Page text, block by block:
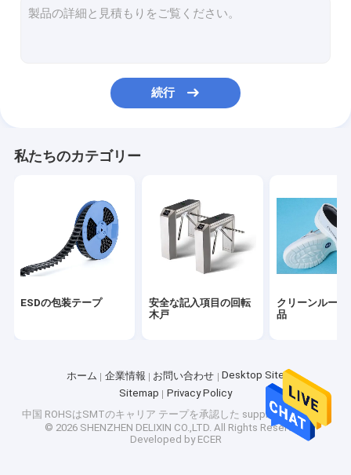
続行
私たちのカテゴリー
ESDの包装テープ
安全な記入項目の回転
木戸
クリーンルーム
品
ホーム 企業情報 お問い合わせ
Desktop Site
Sitemap
Privacy Policy
中国 ROHSはSMTのキャリア テープを承認した supplier.Copyright
© 2026 SHENZHEN DELIXIN CO.,LTD. All Rights Reserved.
Developed by ECER